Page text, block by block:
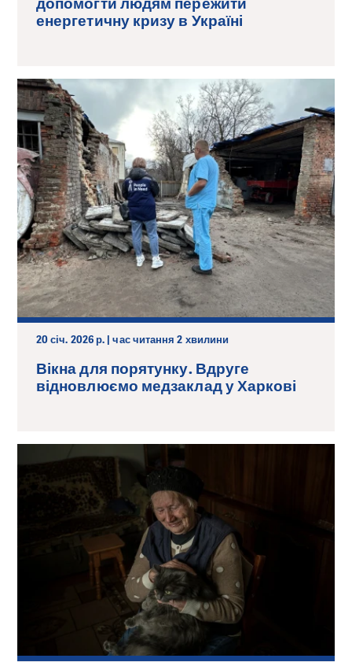
енергетичну кризу в Україні
20 січ. 2026 р. | час читання 2 хвилини
Вікна для порятунку. Вдруге
відновлюємо медзаклад у Харкові